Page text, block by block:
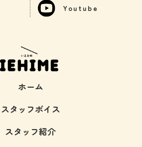
ホーム
スタッフボイス
スタッフ紹介
Youtube